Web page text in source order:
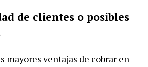
de clientes o posibles
mayores ventajas de cobrar en